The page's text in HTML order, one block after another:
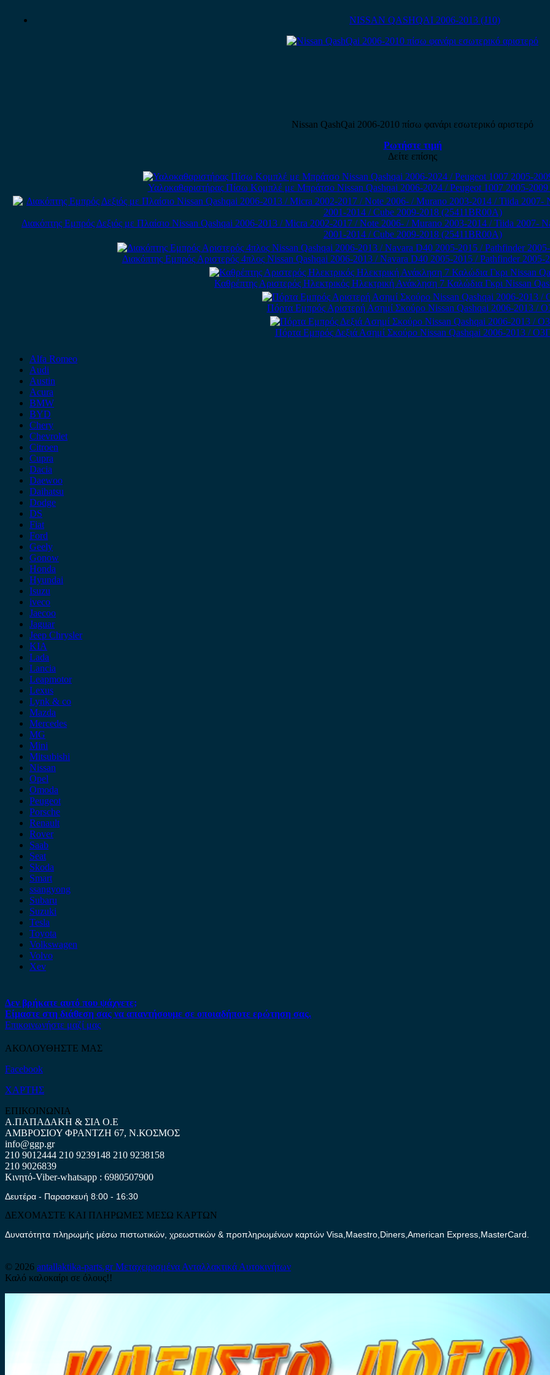
NISSAN QASHQAI 2006-2013 (J10)
Nissan QashQai 2006-2010 πίσω φανάρι εσωτερικό αριστερό
Ρωτήστε τιμή
Δείτε επίσης
Υαλοκαθαριστήρας Πίσω Κομπλέ με Μπράτσο Nissan Qashqai 2006-2024 / Peugeot 1007 2005-
Διακόπτης Εμπρός Δεξιός με Πλαίσιο Nissan Qashqai 2006-2013 / Micra 2002-2017 / Note 2006- / Murano 2003-2014 / Tiida
2001-2014 / Cube 2009-2018 (25411BR00A)
Διακόπτης Εμπρός Αριστερός 4πλος Nissan Qashqai 2006-2013 / Navara D40 2005-2015 / Pathfinder
Καθρέπτης Αριστερός Ηλεκτρικός Ηλεκτρική Ανάκληση 7 Καλώδια Γκρι Nissan
Πόρτα Εμπρός Αριστερή Ασημί Σκούρο Nissan Qashqai 2006-2013 /
Πόρτα Εμπρός Δεξιά Ασημί Σκούρο Nissan Qashqai 2006-2013 / Ο3Γ
Alfa Romeo
Audi
Austin
Acura
BMW
BYD
Chery
Chevrolet
Citroen
Cupra
Dacia
Daewoo
Daihatsu
Dodge
DS
Fiat
Ford
Geely
Gonow
Honda
Hyundai
Isuzu
iveco
Jaecoo
Jaguar
Jeep Chrysler
KIA
Lada
Lancia
Leapmotor
Lexus
Lynk & co
Mazda
Mercedes
MG
Mini
Mitsubishi
Nissan
Opel
Omoda
Peugeot
Porsche
Renault
Rover
Saab
Seat
Skoda
Smart
ssangyong
Subaru
Suzuki
Tesla
Toyota
Volkswagen
Volvo
Xev
Δεν βρήκατε αυτό που ψάχνετε;
Είμαστε στη διάθεση σας να απαντήσουμε σε οποιαδήποτε ερώτηση σας.
Επικοινωνήστε μαζί μας
ΑΚΟΛΟΥΘΗΣΤΕ ΜΑΣ
Facebook
ΧΑΡΤΗΣ
ΕΠΙΚΟΙΝΩΝΙΑ
Α.ΠΑΠΑΔΑΚΗ & ΣΙΑ Ο.Ε
ΑΜΒΡΟΣΙΟΥ ΦΡΑΝΤΖΗ 67, Ν.ΚΟΣΜΟΣ
info@ggp.gr
210 9012444 210 9239148 210 9238158
210 9026839
Κινητό-Viber-whatsapp : 6980507900
Δευτέρα - Παρασκευή 8:00 - 16:30
ΔΕΧΟΜΑΣΤΕ ΚΑΙ ΠΛΗΡΩΜΕΣ ΜΕΣΩ ΚΑΡΤΩΝ
Δυνατότητα πληρωμής μέσω πιστωτικών, χρεωστικών & προπληρωμένων καρτών Visa,Maestro,Diners,American Express,MasterCard.
© 2026 antallaktika-parts.grΜεταχειρισμένα Ανταλλακτικά Αυτοκινήτων
Καλό καλοκαίρι σε όλους!!